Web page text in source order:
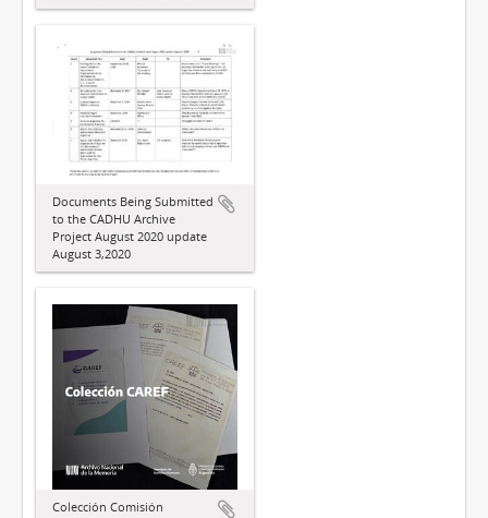
Documents Being Submitted
to the CADHU Archive
Project August 2020 update
August 3,2020
Colección Comisión